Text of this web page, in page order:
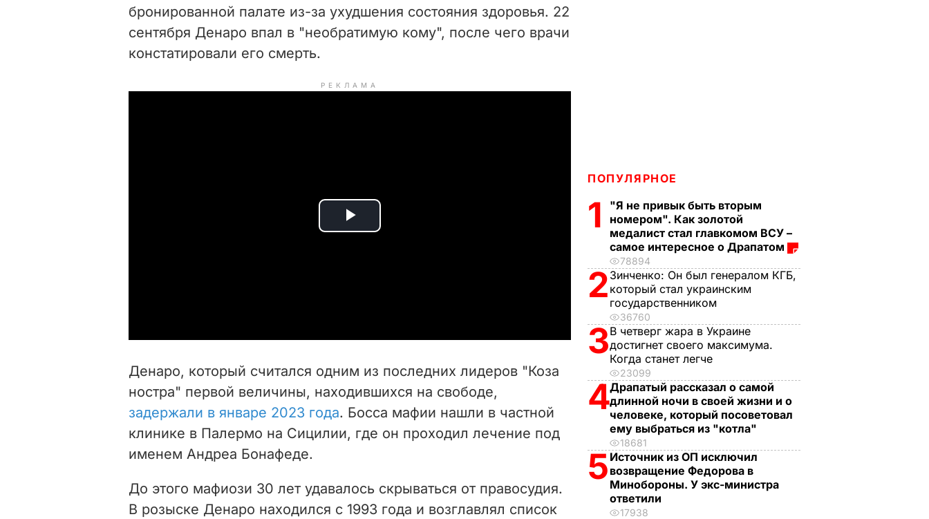
бронированной палате из-за ухудшения состояния здоровья. 22
сентября Денаро впал в "необратимую кому", после чего врачи
констатировали его смерть.
РЕКЛАМА
P
i
d
o
Денаро, который считался одним из последних лидеров "Коза
ностра" первой величины, находившихся на свободе,
задержали в январе 2023 года. Босса мафии нашли в частной
клинике в Палермо на Сицилии, где он проходил лечение под
именем Андреа Бонафеде.
До этого мафиози 30 лет удавалось скрываться от правосудия.
В розыске Денаро находился с 1993 года и возглавлял список
ПОПУЛЯРНОЕ
1
"Я не привык быть вторым
номером". Как золотой
медалист стал главкомом ВСУ –
самое интересное о Драпатом
78894
2 Зинченко: Он был генералом КГБ,
который стал украинским
государственником
36760
3В четверг жара в Украине
достигнет своего максимума.
Когда станет легче
23099
4Драпатый рассказал о самой
длинной ночи в своей жизни и о
человеке, который посоветовал
ему выбраться из "котла"
18681
5 Источник из ОП исключил
возвращение Федорова в
Минобороны. У экс-министра
ответили
17938